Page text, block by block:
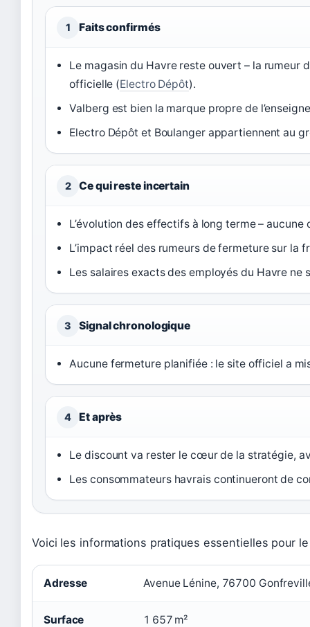
1 Faits confirmés
Le magasin du Havre reste ouvert – la rumeur
officielle (Electro Dépôt).
Valberg est bien la marque propre de
Electro Dépôt et Boulanger appartiennent au
2 Ce qui reste incertain
L’évolution des effectifs à long terme –
L’impact réel des rumeurs de fermeture sur la
Les salaires exacts des employés du Havre ne
3 Signal chronologique
Aucune fermeture planifiée : le site officiel a
4 Et après
Le discount va rester le cœur de la stratégie,
Les consommateurs havrais continueront de
Voici les informations pratiques essentielles pour
Adresse Avenue Lénine, 76700
Surface 1 657 m²